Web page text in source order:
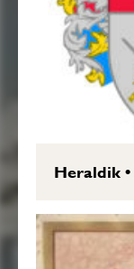
Heraldik•